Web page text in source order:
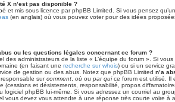
X n’est pas disponible ?
et mis sous licence par phpBB Limited. Si vous pensez
(en anglais) où vous pouvez voter pour des idées
ou les questions légales concernant ce forum ?
des administrateurs de la liste « L’équipe du forum ». Si
(en faisant une recherche sur whois) ou si un service
de gestion ou des abus. Notez que phpBB Limited n’a
surcomment où ou par quice forum est utilisé. Il
(cessions et désistements, responsabilité, propos
logiciel phpBB lui-même. Si vous adressez un courriel au
vous devez vous attendre à une réponse très courte voire à